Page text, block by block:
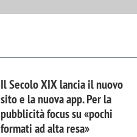
Il Secolo XIX lancia il nuovo
sito e la nuova app. Per la
pubblicità focus su «pochi
formati ad alta resa»